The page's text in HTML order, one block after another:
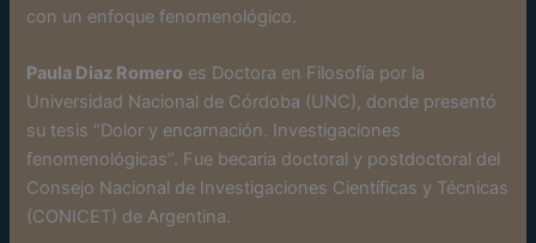
con un enfoque fenomenológico.
Paula Diaz Romero es Doctora en Filosofía por la
Universidad Nacional de Córdoba (UNC), donde presentó
su tesis “Dolor y encarnación. Investigaciones
fenomenológicas”. Fue becaria doctoral y postdoctoral del
Consejo Nacional de Investigaciones Científicas y Técnicas
(CONICET) de Argentina.